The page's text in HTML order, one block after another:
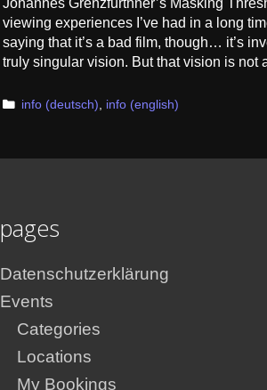
viewing experiences I’ve had in a long
saying that it’s a bad film, though… it’s
truly singular vision. But that vision is not
Categories
info (deutsch) info (english)
pages
Datenschutzerklärung
Events
Categories
Locations
My Bookings